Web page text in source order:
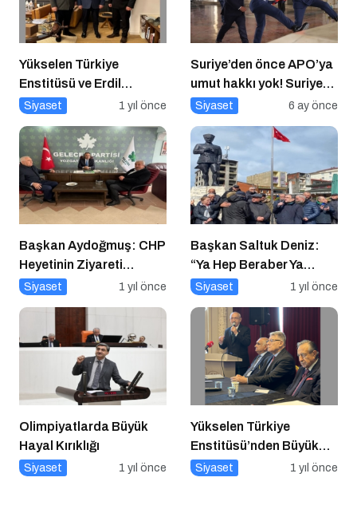
Yükselen Türkiye
Enstitüsü ve Erdil
Grup’tan Cihat Yaycı’ya
Siyaset 1 yıl önce
Suriye’den önce APO’ya
umut hakkı yok! Suriye
düzelmeden APO’ya
Siyaset 6 ay önce
Başkan Aydoğmuş: CHP
Heyetinin Ziyareti
Memnuniyet Verici
Siyaset 1 yıl önce
Başkan Saltuk Deniz:
“Ya Hep Beraber Ya
Hiçbirimiz!”
Siyaset 1 yıl önce
Olimpiyatlarda Büyük
Hayal Kırıklığı
Siyaset 1 yıl önce
Yükselen Türkiye
Enstitüsü’nden Büyük
Buluşma: Ekonomi,
Siyaset 1 yıl önce